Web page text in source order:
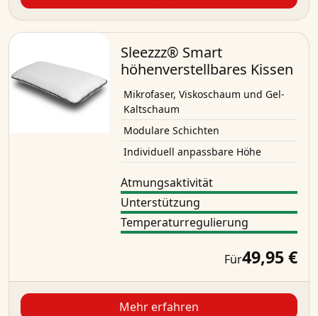
Sleezzz® Smart
höhenverstellbares Kissen
Mikrofaser, Viskoschaum und Gel-
Kaltschaum
Modulare Schichten
Individuell anpassbare Höhe
Atmungsaktivität
Unterstützung
Temperaturregulierung
Für49,95 €
Mehr erfahren